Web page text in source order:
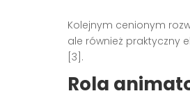
Kolejnym cenionym
ale również praktyczny
[3].
Rola